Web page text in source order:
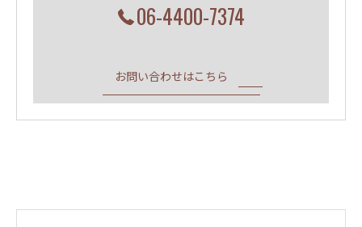
06-4400-7374
お問い合わせはこちら